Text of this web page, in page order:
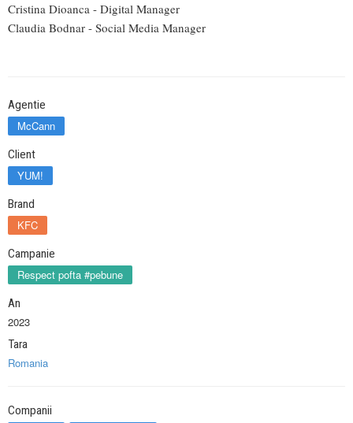
Cristina Dioanca - Digital Manager
Claudia Bodnar - Social Media Manager
Agentie
McCann
Client
YUM!
Brand
KFC
Campanie
Respect pofta #pebune
An
2023
Tara
Romania
Companii